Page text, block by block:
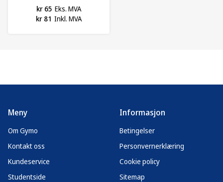
kr 65 Eks. MVA
kr 81 Inkl. MVA
Meny
Om Gymo
Kontakt oss
Kundeservice
Studentside
Informasjon
Betingelser
Personvernerklæring
Cookie policy
Sitemap